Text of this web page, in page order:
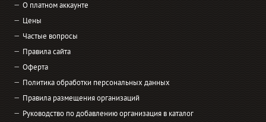
О платном аккаунте
Цены
Частые вопросы
Правила сайта
Оферта
Политика обработки персональных данных
Правила размещения организаций
Руководство по добавлению организация в каталог